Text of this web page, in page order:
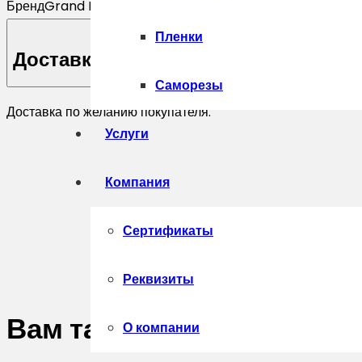
Пленки
Саморезы
Услуги
Компания
Сертификаты
Реквизиты
О компании
БрендGrand Line
Доставка
Доставка по желанию покупателя.
Вам также может